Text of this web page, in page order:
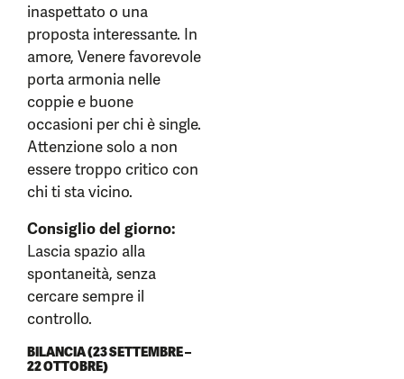
inaspettato o una
proposta interessante. In
amore, Venere favorevole
porta armonia nelle
coppie e buone
occasioni per chi è single.
Attenzione solo a non
essere troppo critico con
chi ti sta vicino.
Consiglio del giorno:
Lascia spazio alla
spontaneità, senza
cercare sempre il
controllo.
BILANCIA (23 SETTEMBRE –
22 OTTOBRE)